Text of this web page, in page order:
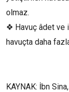
olmaz.
❖ Havuç âdet ve
havuçta daha
KAYNAK: İbn